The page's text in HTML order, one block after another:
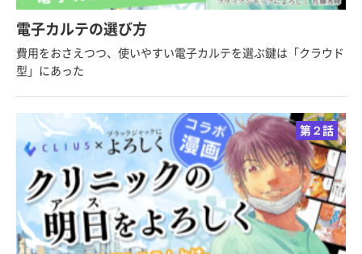
電子カルテの選び方
費用をおさえつつ、使いやすい電子カルテを選ぶ鍵は「クラウド
型」にあった
第２話